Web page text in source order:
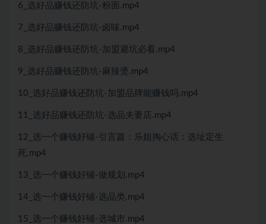
6_选好品赚钱还防坑-粉面.mp4
7_选好品赚钱还防坑-卤味.mp4
8_选好品赚钱还防坑-加盟避坑必看.mp4
9_选好品赚钱还防坑-麻辣烫.mp4
10_选好品赚钱还防坑-加盟品牌能赚钱吗.mp4
11_选好品赚钱还防坑-选品夫妻店.mp4
12_选一个赚钱好铺-引言篇：乐姐掏心话：选址定生
死.mp4
13_选一个赚钱好铺-做规划.mp4
14_选一个赚钱好铺-选品类.mp4
15_选一个赚钱好铺-选城市.mp4